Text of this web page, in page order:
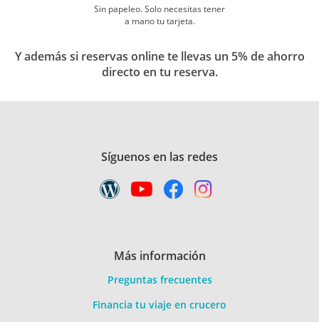
Sin papeleo. Solo necesitas tener
a mano tu tarjeta.
Y además si reservas online te llevas un 5% de ahorro
directo en tu reserva.
Síguenos en las redes
Más información
Preguntas frecuentes
Financia tu viaje en crucero